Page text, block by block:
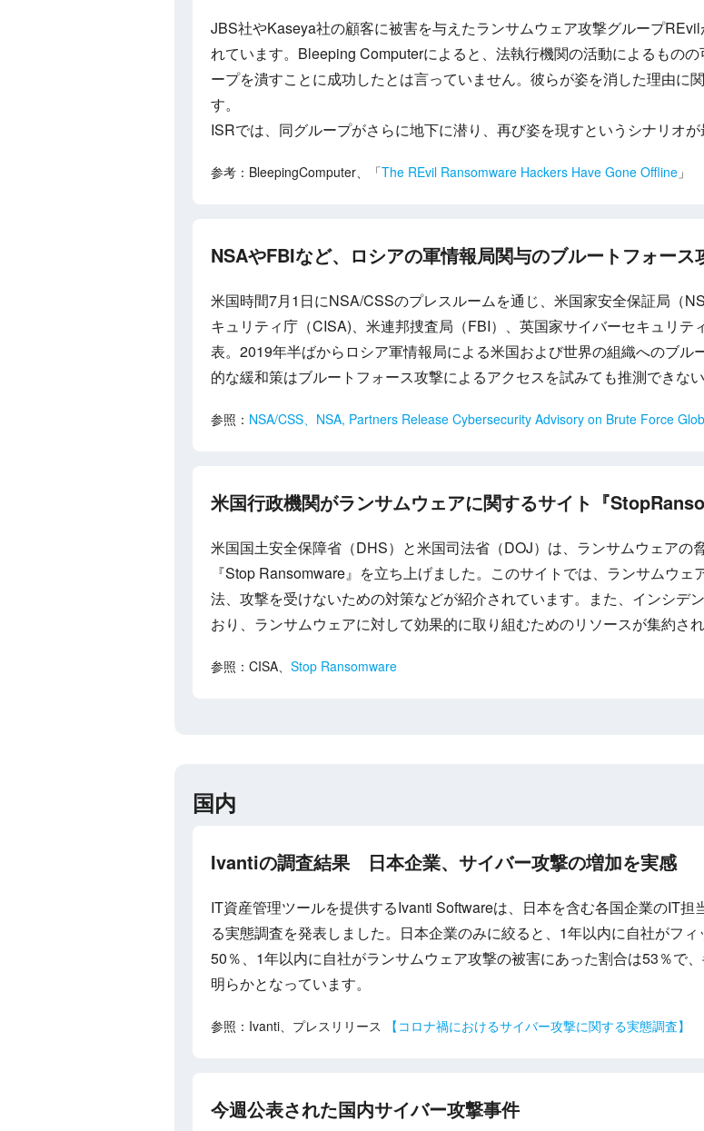
JBS社やKaseya社の顧客に被害を与えたランサムウェア攻撃グループ
れています。Bleeping Computerによると、法執行機関の活動によるもの
ープを潰すことに成功したとは言っていません。彼らが姿を消した理由に
す。
ISRでは、同グループがさらに地下に潜り、再び姿を現すというシナリオが
参考：BleepingComputer、「The REvil Ransomware Hackers Have Gone Offline 」
NSAやFBIなど、ロシアの軍情報局関与のブルートフォース
米国時間7月1日にNSA/CSSのプレスルームを通じ、米国家安全保証局（
キュリティ庁（CISA)、米連邦捜査局（FBI）、英国家サイバーセキュリ
表。2019年半ばからロシア軍情報局による米国および世界の組織へのブ
的な緩和策はブルートフォース攻撃によるアクセスを試みても推測できな
参照： NSA/CSS、NSA, Partners Release Cybersecurity Advisory on Brute Force
米国行政機関がランサムウェアに関するサイト『
米国国土安全保障省（DHS）と米国司法省（DOJ）は、ランサムウェアの
『Stop Ransomware』を立ち上げました。このサイトでは、ランサムウ
法、攻撃を受けないための対策などが紹介されています。また、インシデ
おり、ランサムウェアに対して効果的に取り組むためのリソースが集約され
参照：CISA、 Stop Ransomware
国内
Ivantiの調査結果 日本企業、サイバー攻撃の増加を実感
IT資産管理ツールを提供するIvanti Softwareは、日本を含む各国企業のIT
る実態調査を発表しました。日本企業のみに絞ると、1年以内に自社がフ
50％、1年以内に自社がランサムウェア攻撃の被害にあった割合は53％で
明らかとなっています。
参照：Ivanti、プレスリリース 【コロナ禍におけるサイバー攻撃に関する実態調査】
今週公表された国内サイバー攻撃事件